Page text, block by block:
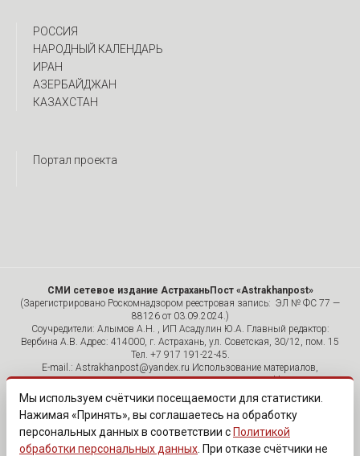
РОССИЯ
НАРОДНЫЙ КАЛЕНДАРЬ
ИРАН
АЗЕРБАЙДЖАН
КАЗАХСТАН
Портал проекта
СМИ сетевое издание АстраханьПост «Astrakhanpost»
(Зарегистрировано Роскомнадзором реестровая запись: ЭЛ № ФС 77 —
88126 от 03.09.2024.)
Соучредители: Алымов А.Н. , ИП Асадулин Ю.А. Главный редактор:
Вербина А.В. Адрес: 414000, г. Астрахань, ул. Советская, 30/12, пом. 15
Тел. +7 917 191-22-45.
E-mail.: Astrakhanpost@yandex.ru Использование материалов,
размещенных на страницах сетевого издания «Astrakhanpost»,
допускается исключительно с указанием источника и публикацией
активной гиперссылки на портал Astrakhanpost.ru. Комментарии
читателей сайта размещаются без предварительного редактирования.
Редакция оставляет за собой право удалить их с сайта или
отредактировать, если указанные сообщения нарушают законы РФ.
Мы используем счётчики посещаемости для статистики.
Нажимая «Принять», вы соглашаетесь на обработку
персональных данных в соответствии с Политикой
обработки персональных данных . При отказе счётчики не